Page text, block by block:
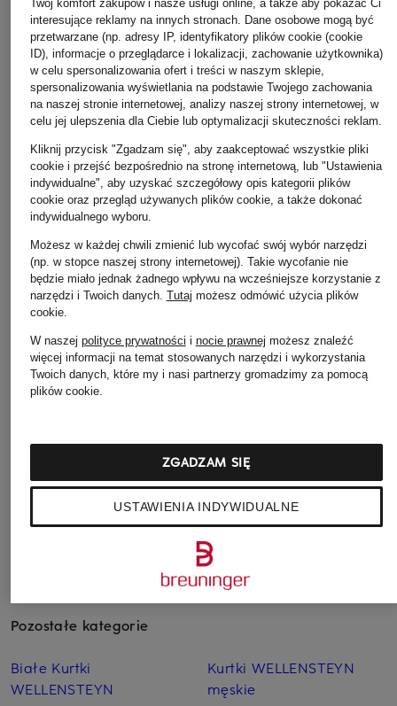
+ rabat promocyjny
J.LINDEBERG
Płaszcz pikowany
Najniższa cena:777,75 zł
1 799 zł
Pozostałe kategorie
Białe Kurtki
WELLENSTEYN
Kurtki WELLENSTEYN
męskie
Twój komfort zakupów i nasze usługi online, a także aby pokazać Ci
interesujące reklamy na innych stronach. Dane osobowe mogą być
przetwarzane (np. adresy IP, identyfikatory plików cookie (cookie
ID), informacje o przeglądarce i lokalizacji, zachowanie użytkownika)
w celu spersonalizowania ofert i treści w naszym sklepie,
spersonalizowania wyświetlania na podstawie Twojego zachowania
na naszej stronie internetowej, analizy naszej strony internetowej, w
celu jej ulepszenia dla Ciebie lub optymalizacji skuteczności reklam.
Kliknij przycisk "Zgadzam się", aby zaakceptować wszystkie pliki
cookie i przejść bezpośrednio na stronę internetową, lub "Ustawienia
indywidualne", aby uzyskać szczegółowy opis kategorii plików
cookie oraz przegląd używanych plików cookie, a także dokonać
indywidualnego wyboru.
Możesz w każdej chwili zmienić lub wycofać swój wybór narzędzi
(np. w stopce naszej strony internetowej). Takie wycofanie nie
będzie miało jednak żadnego wpływu na wcześniejsze korzystanie z
narzędzi i Twoich danych. Tutaj możesz odmówić użycia plików
cookie.
W naszej polityce prywatności i nocie prawnej możesz znaleźć
więcej informacji na temat stosowanych narzędzi i wykorzystania
Twoich danych, które my i nasi partnerzy gromadzimy za pomocą
plików cookie.
USTAWIENIA INDYWIDUALNE
ZGADZAM SIĘ